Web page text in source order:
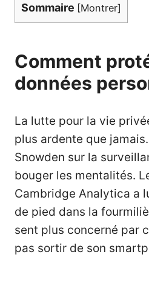
Sommaire [Montrer]
Comment
données
La lutte pour la vie
plus ardente que
Snowden sur la
bouger les mentalités.
Cambridge Analytica a
de pied dans la
sent plus concerné par
pas sortir de son